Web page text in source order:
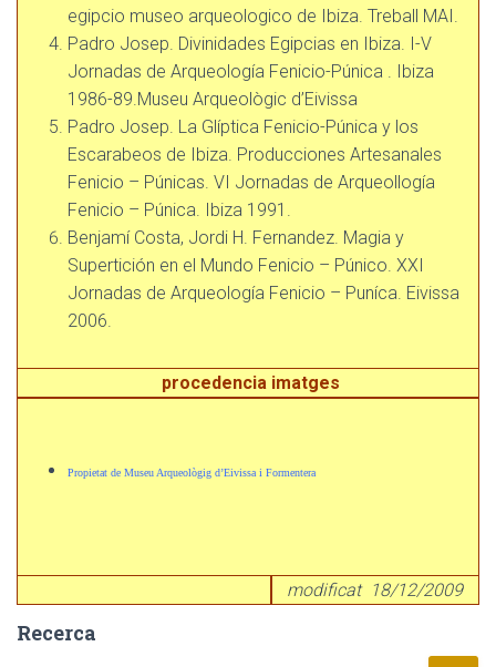
egipcio museo arqueologico de Ibiza. Treball MAI.
Padro Josep. Divinidades Egipcias en Ibiza. I-V
Jornadas de Arqueología Fenicio-Púnica . Ibiza
1986-89.Museu Arqueològic d’Eivissa
Padro Josep. La Glíptica Fenicio-Púnica y los
Escarabeos de Ibiza. Producciones Artesanales
Fenicio – Púnicas. VI Jornadas de Arqueollogía
Fenicio – Púnica. Ibiza 1991.
Benjamí Costa, Jordi H. Fernandez. Magia y
Supertición en el Mundo Fenicio – Púnico. XXI
Jornadas de Arqueología Fenicio – Puníca. Eivissa
2006.
procedencia imatges
Propietat de Museu Arqueològig d’Eivissa i Formentera
modificat 18/12/2009
Recerca